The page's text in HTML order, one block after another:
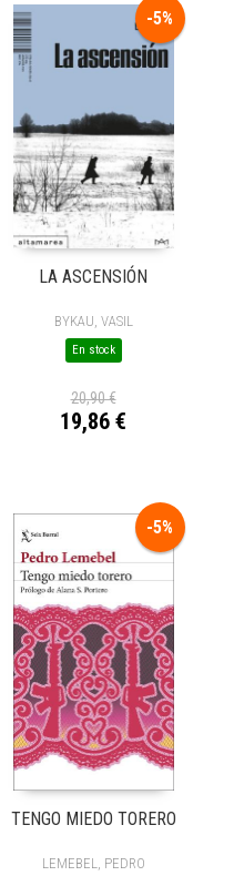
-5%
LA ASCENSIÓN
BYKAU, VASIL
En stock
20,90 €
19,86 €
-5%
TENGO MIEDO TORERO
LEMEBEL, PEDRO